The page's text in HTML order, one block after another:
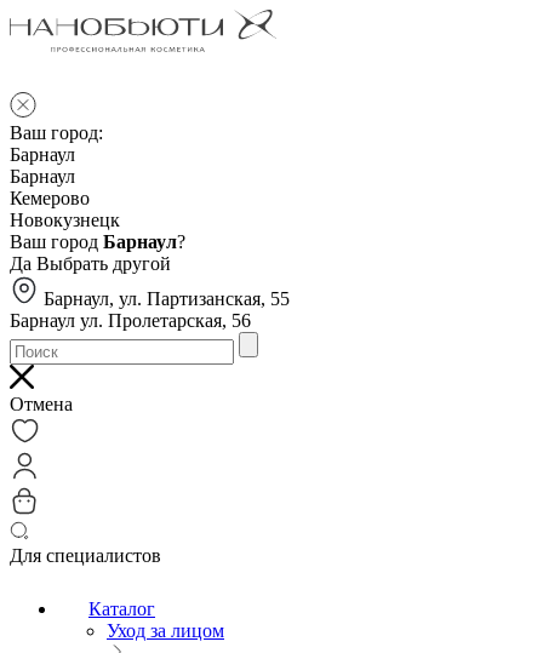
Ваш город:
Барнаул
Барнаул
Кемерово
Новокузнецк
Ваш город Барнаул?
Да Выбрать другой
Барнаул, ул. Партизанская, 55
Барнаул ул. Пролетарская, 56
Отмена
Для специалистов
Каталог
Уход за лицом